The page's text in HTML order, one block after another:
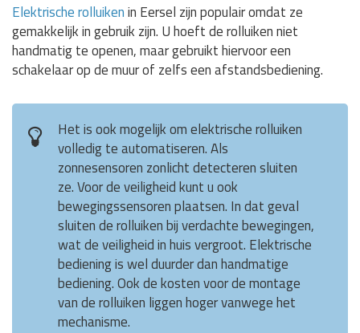
Elektrische rolluikenin Eersel zijn populair omdat ze
gemakkelijk in gebruik zijn. U hoeft de rolluiken niet
handmatig te openen, maar gebruikt hiervoor een
schakelaar op de muur of zelfs een afstandsbediening.
Het is ook mogelijk om elektrische rolluiken
volledig te automatiseren. Als
zonnesensoren zonlicht detecteren sluiten
ze. Voor de veiligheid kunt u ook
bewegingssensoren plaatsen. In dat geval
sluiten de rolluiken bij verdachte bewegingen,
wat de veiligheid in huis vergroot. Elektrische
bediening is wel duurder dan handmatige
bediening. Ook de kosten voor de montage
van de rolluiken liggen hoger vanwege het
mechanisme.